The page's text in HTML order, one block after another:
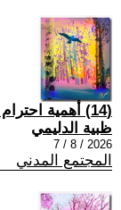
(14) أهمية احترام القانون في الحياة اليومية
ظبية الدليمي
2026 / 8 / 7
المجتمع المدني